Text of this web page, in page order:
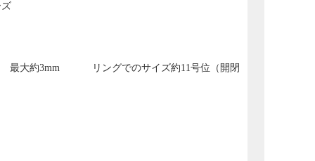
最大約3mm リングでのサイズ約11号位（開閉